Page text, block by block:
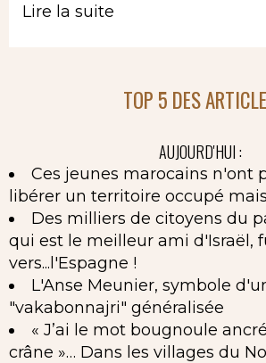
Lire la suite
TOP 5 DES
AUJOURD'HUI :
Ces jeunes marocains n'ont
libérer un territoire occupé
Des milliers de citoyens du
qui est le meilleur ami d'Israël,
vers...l'Espagne !
L'Anse Meunier, symbole
"vakabonnajri" généralisée
« J’ai le mot bougnoule
crâne »… Dans les villages du